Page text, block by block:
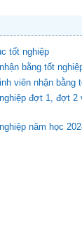
tốt nghiệp
bằng tốt
viên nhận bằng
đợt 1, đợt 2
năm học